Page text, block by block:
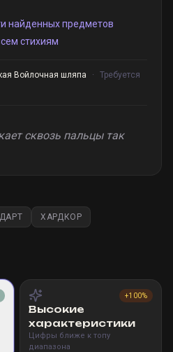
найденных предметов
стихиям
Войлочная шляпа ·
Требуется
сквозь пальцы так
ХАРДКОР
+100%
Высокие
характеристики
Цифры ближе к топу
диапазона